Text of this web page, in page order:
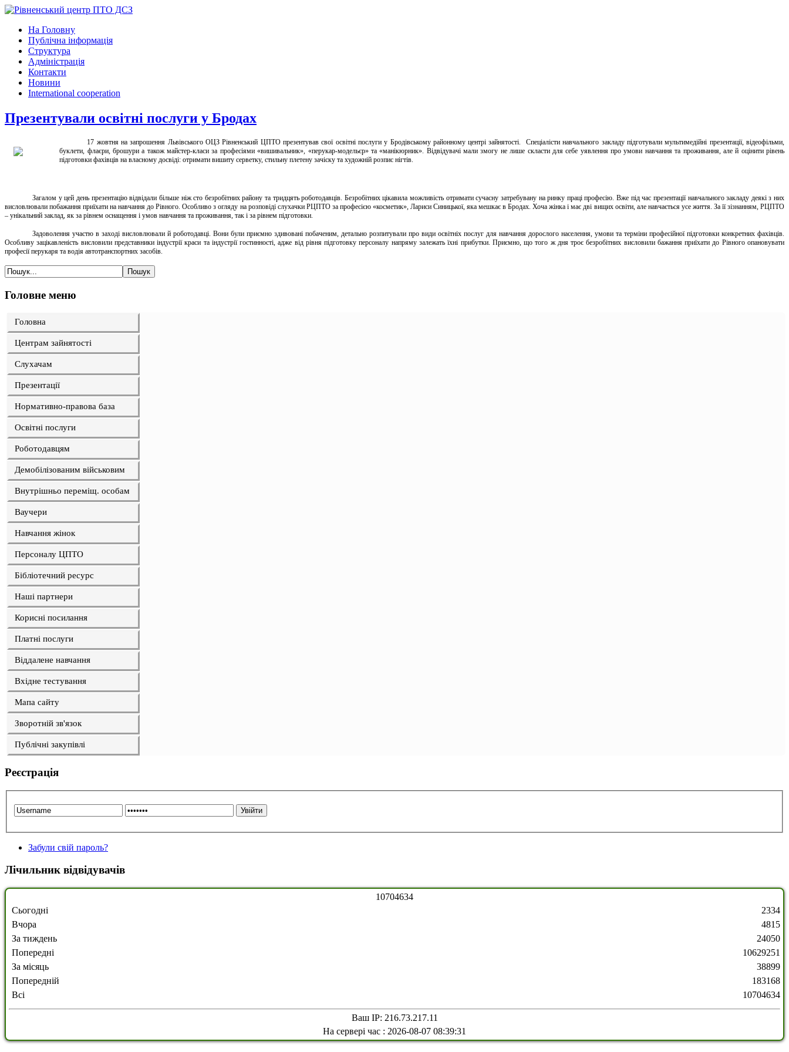
На Головну
Публічна інформація
Структура
Адміністрація
Контакти
Новини
International cooperation
Презентували освітні послуги у Бродах
17 жовтня на запрошення Львівського ОЦЗ Рівненський ЦПТО презентував свої освітні послуги у Бродівському районному центрі зайнятості. Спеціалісти навчального закладу підготували мультимедійні презентації, відеофільми,
буклети, флаєри, брошури а також майстер-класи за професіями «вишивальник», «перукар-модельєр» та «манікюрник». Відвідувачі мали змогу не лише скласти для себе уявлення про умови навчання та проживання, але й оцінити рівень
підготовки фахівців на власному досвіді: отримати вишиту серветку, стильну плетену зачіску та художній розпис нігтів.
Загалом у цей день презентацію відвідали більше ніж сто безробітних району та тридцять роботодавців. Безробітних цікавила можливість отримати сучасну затребувану на ринку праці професію. Вже під час презентації навчального закладу деякі з них
висловлювали побажання приїхати на навчання до Рівного. Особливо з огляду на розповіді слухачки РЦПТО за професією «косметик», Лариси Синицької, яка мешкає в Бродах. Хоча жінка і має дві вищих освіти, але навчається усе життя. За її зізнанням, РЦПТО
– унікальний заклад, як за рівнем оснащення і умов навчання та проживання, так і за рівнем підготовки.
Задоволення участю в заході висловлювали й роботодавці. Вони були приємно здивовані побаченим, детально розпитували про види освітніх послуг для навчання дорослого населення, умови та терміни професійної підготовки конкретних фахівців.
Особливу зацікавленість висловили представники індустрії краси та індустрії гостинності, адже від рівня підготовку персоналу напряму залежать їхні прибутки. Приємно, що того ж дня троє безробітних висловили бажання приїхати до Рівного опановувати
професії перукаря та водія автотранспортних засобів.
Головне меню
Головна
Центрам зайнятості
Слухачам
Презентації
Нормативно-правова база
Освітні послуги
Роботодавцям
Демобілізованим військовим
Внутрішньо переміщ. особам
Ваучери
Навчання жінок
Персоналу ЦПТО
Бібліотечний ресурс
Наші партнери
Корисні посилання
Платні послуги
Віддалене навчання
Вхідне тестування
Мапа сайту
Зворотній зв'язок
Публічні закупівлі
Реєстрація
Забули свій пароль?
Лічильник відвідувачів
10704634
Сьогодні
Вчора
За тиждень
Попередні
За місяць
Попередній
Всі
2334
4815
24050
10629251
38899
183168
10704634
Ваш IP: 216.73.217.11
На сервері час : 2026-08-07 08:39:31